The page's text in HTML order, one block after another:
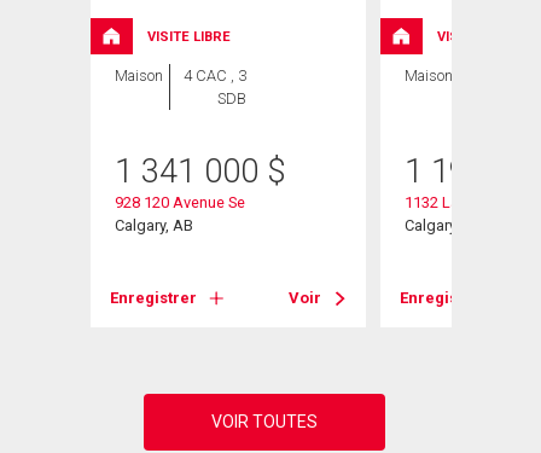
VISITE LIBRE
Maison
4 CAC , 3
SDB
1 341 000 $
928 120 Avenue Se
Calgary, AB
Enregistrer Voir
VISITE LIBRE
Maison
1 199
1132 Lake Sylvan
Calgary, AB
Enregistrer